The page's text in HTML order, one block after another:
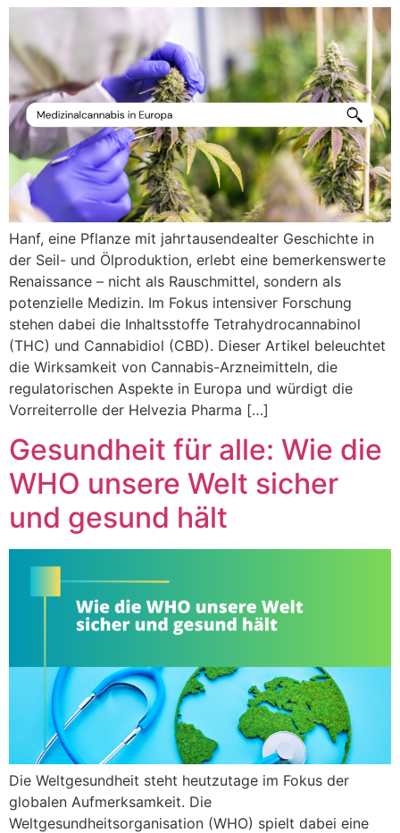
Hanf, eine Pflanze mit jahrtausendealter Geschichte in
der Seil- und Ölproduktion, erlebt eine bemerkenswerte
Renaissance – nicht als Rauschmittel, sondern als
potenzielle Medizin. Im Fokus intensiver Forschung
stehen dabei die Inhaltsstoffe Tetrahydrocannabinol
(THC) und Cannabidiol (CBD). Dieser Artikel beleuchtet
die Wirksamkeit von Cannabis-Arzneimitteln, die
regulatorischen Aspekte in Europa und würdigt die
Vorreiterrolle der Helvezia Pharma […]
Gesundheit für alle: Wie die
WHO unsere Welt sicher
und gesund hält
Die Weltgesundheit steht heutzutage im Fokus der
globalen Aufmerksamkeit. Die
Weltgesundheitsorganisation (WHO) spielt dabei eine